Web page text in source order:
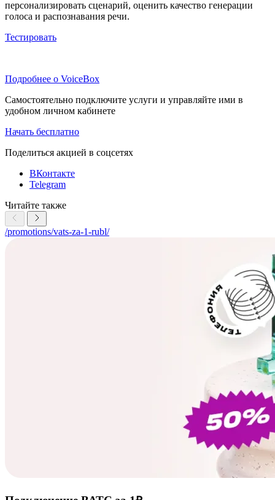
персонализировать сценарий, оценить качество генерации
голоса и распознавания речи.
Тестировать
Подробнее о VoiceBox
Самостоятельно подключите услуги и управляйте ими в
удобном личном кабинете
Начать бесплатно
Поделиться акцией в соцcетях
ВКонтакте
Telegram
Читайте также
/promotions/vats-za-1-rubl/